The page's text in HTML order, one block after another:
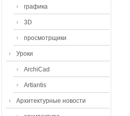
графика
3D
просмотрщики
Уроки
ArchiCad
Artlantis
Архитектурные новости